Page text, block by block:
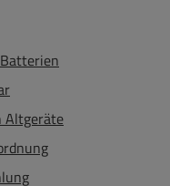
Altgeräte